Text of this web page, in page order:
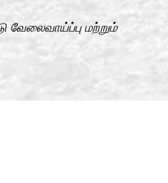
வேலைவாய்ப்பு மற்றும்